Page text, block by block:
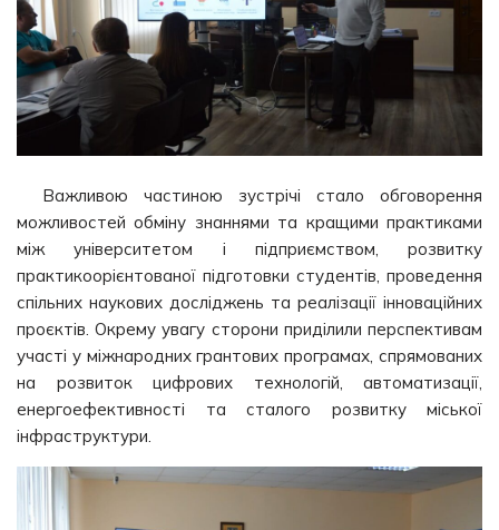
Важливою частиною зустрічі стало обговорення
можливостей обміну знаннями та кращими практиками
між університетом і підприємством, розвитку
практикоорієнтованої підготовки студентів, проведення
спільних наукових досліджень та реалізації інноваційних
проєктів. Окрему увагу сторони приділили перспективам
участі у міжнародних грантових програмах, спрямованих
на розвиток цифрових технологій, автоматизації,
енергоефективності та сталого розвитку міської
інфраструктури.